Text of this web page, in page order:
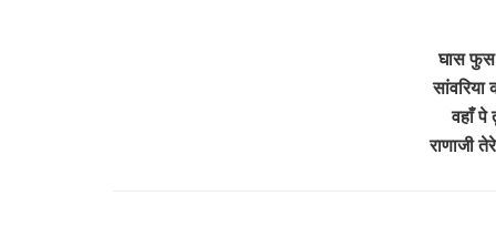
घास फुस
सांवरिया
वहाँ
राणाजी